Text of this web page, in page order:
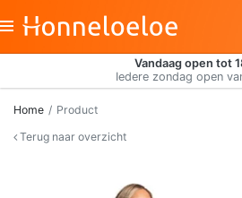
Vandaag open tot
Iedere zondag open
Home
Product
Terug naar overzicht